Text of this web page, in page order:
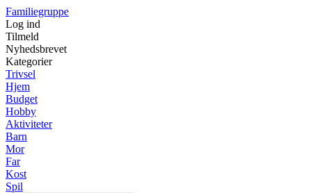
Familiegruppe
Log ind
Tilmeld
Nyhedsbrevet
Kategorier
Trivsel
Hjem
Budget
Hobby
Aktiviteter
Barn
Mor
Far
Kost
Spil